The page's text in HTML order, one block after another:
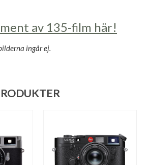
av 135-film här!
ingår ej.